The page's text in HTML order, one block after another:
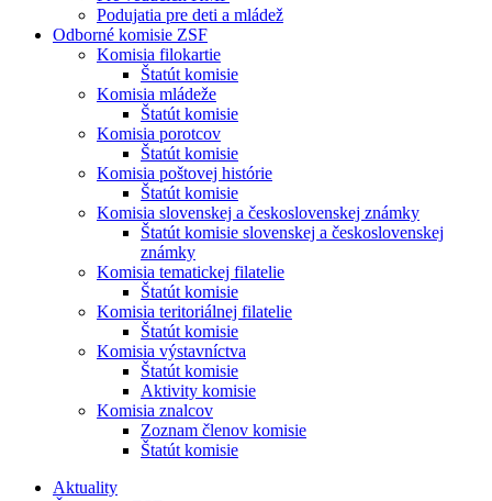
Podujatia pre deti a mládež
Odborné komisie ZSF
Komisia filokartie
Štatút komisie
Komisia mládeže
Štatút komisie
Komisia porotcov
Štatút komisie
Komisia poštovej histórie
Štatút komisie
Komisia slovenskej a československej známky
Štatút komisie slovenskej a československej
známky
Komisia tematickej filatelie
Štatút komisie
Komisia teritoriálnej filatelie
Štatút komisie
Komisia výstavníctva
Štatút komisie
Aktivity komisie
Komisia znalcov
Zoznam členov komisie
Štatút komisie
Aktuality